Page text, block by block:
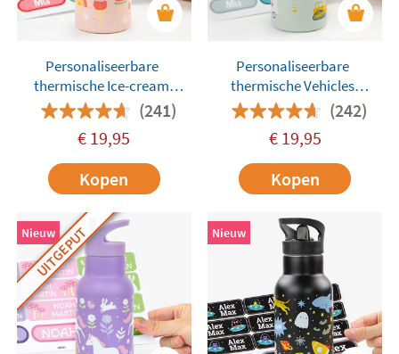
Personaliseerbare
thermische Ice-cream
drinkfles van roestvrij staal
voor kinderen van A Little
Lovely Company
(241)
€ 19,95
Kopen
Personaliseerbare
thermische Vehicles
drinkfles van roestvrij staal
voor kinderen van A Little
Lovely Company
(242)
€ 19,95
Kopen
Nieuw
UITGEPUT Nieuw